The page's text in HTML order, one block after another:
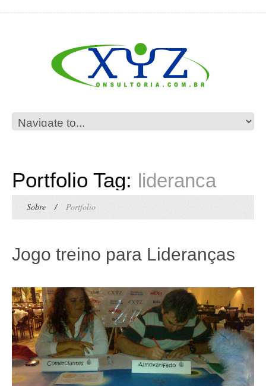
Portfolio Tag: lideranca
Sobre / Portfolio
Jogo treino para Lideranças